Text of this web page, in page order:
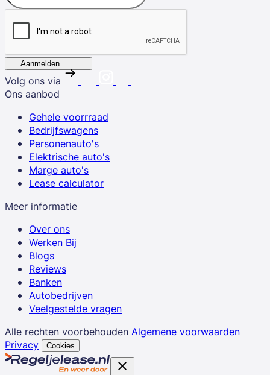
Aanmelden
Volg ons via
Ons aanbod
Gehele voorrraad
Bedrijfswagens
Personenauto's
Elektrische auto's
Marge auto's
Lease calculator
Meer informatie
Over ons
Werken Bij
Blogs
Reviews
Banken
Autobedrijven
Veelgestelde vragen
Alle rechten voorbehouden Algemene voorwaarden
Privacy
Cookies